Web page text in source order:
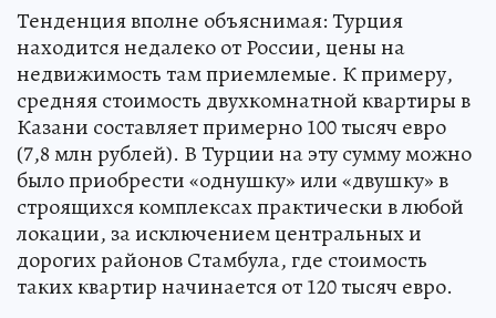
Тенденция вполне объяснимая: Турция
находится недалеко от России, цены на
недвижимость там приемлемые. К примеру,
средняя стоимость двухкомнатной квартиры в
Казани составляет примерно 100 тысяч евро
(7,8 млн рублей). В Турции на эту сумму можно
было приобрести «однушку» или «двушку» в
строящихся комплексах практически в любой
локации, за исключением центральных и
дорогих районов Стамбула, где стоимость
таких квартир начинается от 120 тысяч евро.